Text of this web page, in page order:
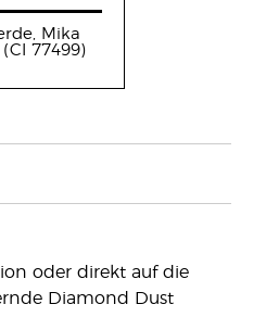
Mika
77499)
oder direkt auf die
Diamond Dust